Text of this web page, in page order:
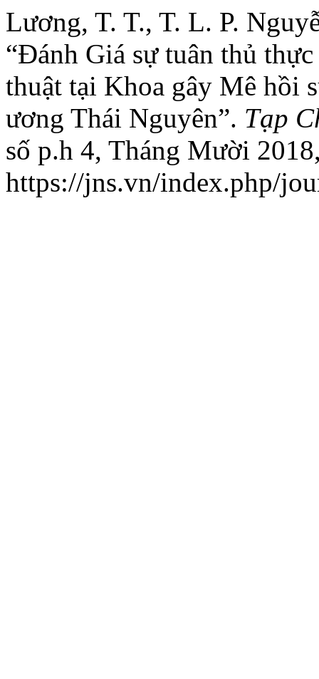
Lương, T. T., T. L. P.
“Đánh Giá sự tuân thủ
thuật tại Khoa gây Mê hồi
ương Thái Nguyên”. Tạp
số p.h 4, Tháng Mười
https://jns.vn/index.php/